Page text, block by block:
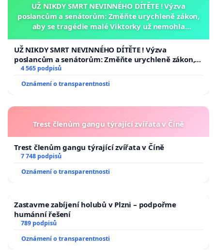
UŽ NIKDY SMRT NEVINNÉHO DÍTĚTE ! Výzva
poslancům a senátorům: Změňte urychleně zákon,
aby se tragédie malé Viktorky už nemohla
UŽ NIKDY SMRT NEVINNÉHO DÍTĚTE ! Výzva
poslancům a senátorům: Změňte urychleně zákon,
aby se tragédie malé Viktorky už nemohla opakovat!
4 565 podpisů
Oznámení o transparentnosti
Trest členům gangu týrající zvířata v Číně
Trest členům gangu týrající zvířata v Číně
7 748 podpisů
Oznámení o transparentnosti
Zastavme zabíjení holubů v Plzni – podpořme
humánní řešení
789 podpisů
Oznámení o transparentnosti